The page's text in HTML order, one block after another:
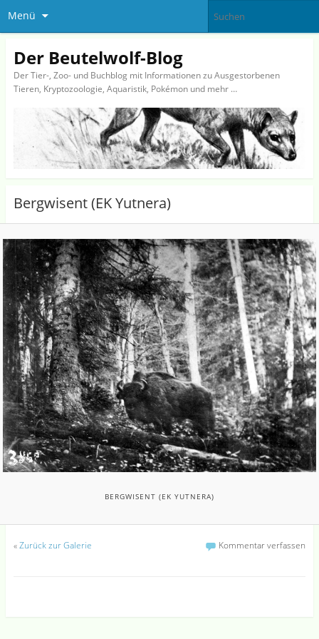
Menü
Der Beutelwolf-Blog
Der Tier-, Zoo- und Buchblog mit Informationen zu Ausgestorbenen
Tieren, Kryptozoologie, Aquaristik, Pokémon und mehr …
Bergwisent (EK Yutnera)
BERGWISENT (EK YUTNERA)
«Zurück zur Galerie Kommentar verfassen